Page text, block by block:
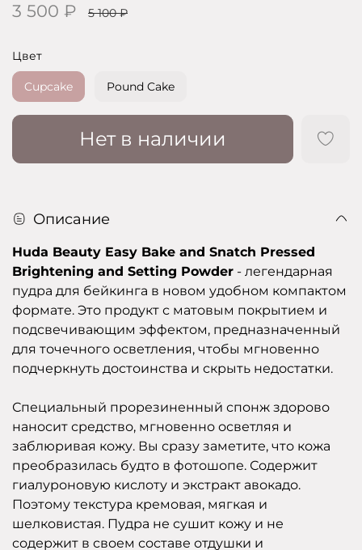
3 500 ₽ 5 100 ₽
Нет в наличии
Цвет
Cupcake Pound Cake
Описание
Huda Beauty Easy Bake and Snatch Pressed
Brightening and Setting Powder - легендарная
пудра для бейкинга в новом удобном компактом
формате. Это продукт с матовым покрытием и
подсвечивающим эффектом, предназначенный
для точечного осветления, чтобы мгновенно
подчеркнуть достоинства и скрыть недостатки.
Специальный прорезиненный спонж здорово
наносит средство, мгновенно осветляя и
заблюривая кожу. Вы сразу заметите, что кожа
преобразилась будто в фотошопе. Содержит
гиалуроновую кислоту и экстракт авокадо.
Поэтому текстура кремовая, мягкая и
шелковистая. Пудра не сушит кожу и не
содержит в своем составе отдушки и